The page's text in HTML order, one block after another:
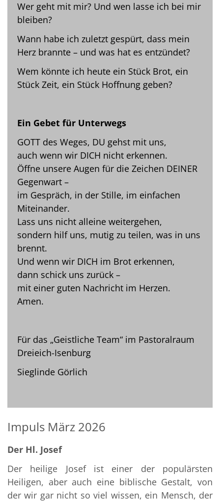
Wer geht mit mir? Und wen lasse ich bei mir
bleiben?
Wann habe ich zuletzt gespürt, dass mein
Herz brannte – und was hat es entzündet?
Wem könnte ich heute ein Stück Brot, ein
Stück Zeit, ein Stück Hoffnung geben?
Ein Gebet für Unterwegs
GOTT des Weges, DU gehst mit uns,
auch wenn wir DICH nicht erkennen.
Öffne unsere Augen für die Zeichen DEINER
Gegenwart –
im Gespräch, in der Stille, im einfachen
Miteinander.
Lass uns nicht alleine weitergehen,
sondern hilf uns, mutig zu teilen, was in uns
brennt.
Und wenn wir DICH im Brot erkennen,
dann schick uns zurück –
mit einer guten Nachricht im Herzen.
Amen.
Für das „Geistliche Team“ im Pastoralraum
Dreieich-Isenburg
Sieglinde Görlich
Impuls März 2026
Der Hl. Josef
Der heilige Josef ist einer der populärsten
Heiligen, aber auch eine biblische Gestalt, von
der wir gar nicht so viel wissen, ein Mensch, der